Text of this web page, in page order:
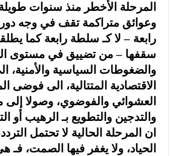
المرحلة الأخطر منذ سنوات
وعوائق متراكمة تقف في وجه
رابعة – لا كـ سلطة رابعة كما
سقفها – من تضييق في مستوى
والضغوطات السياسية والأمنية،
الاقتصادية المتتالية، الى فوضى
العشوائي والفوضوي، وصولا إلى
والتدجين والتطويع بـ الرهيب أو
ان المرحلة الحالية لا تحتمل
الحياد، ولا يغفر فيها الصمت،